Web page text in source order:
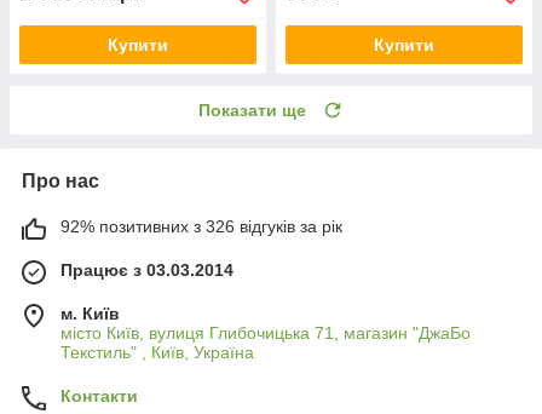
Купити Купити
Показати ще
Про нас
92% позитивних з 326 відгуків за рік
Працює з 03.03.2014
м. Київ
місто Київ, вулиця Глибочицька 71, магазин "ДжаБо
Текстиль" , Київ, Україна
Контакти